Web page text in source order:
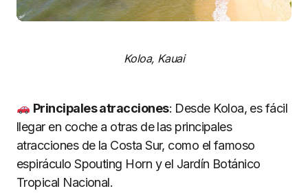
Koloa, Kauai
Principales atracciones: Desde Koloa, es fácil
llegar en coche a otras de las principales
atracciones de la Costa Sur, como el famoso
espiráculo Spouting Horn y el Jardín Botánico
Tropical Nacional.